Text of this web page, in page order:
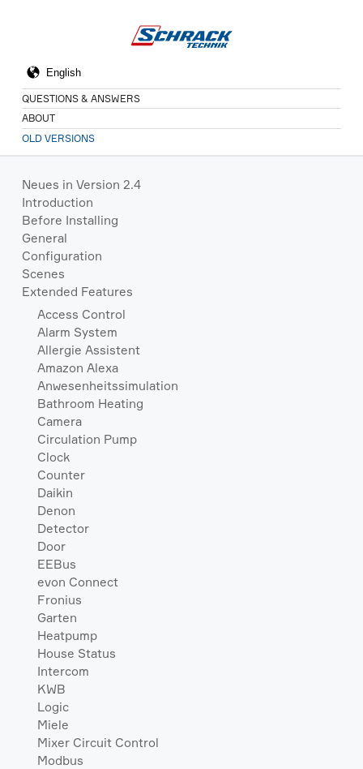
QUESTIONS & ANSWERS
ABOUT
OLD VERSIONS
Neues in Version 2.4
Introduction
Before Installing
General
Configuration
Scenes
Extended Features
Access Control
Alarm System
Allergie Assistent
Amazon Alexa
Anwesenheitssimulation
Bathroom Heating
Camera
Circulation Pump
Clock
Counter
Daikin
Denon
Detector
Door
EEBus
evon Connect
Fronius
Garten
Heatpump
House Status
Intercom
KWB
Logic
Miele
Mixer Circuit Control
Modbus